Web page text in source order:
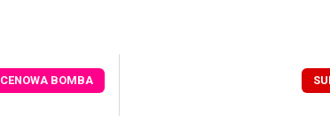
CENOWA BOMBA